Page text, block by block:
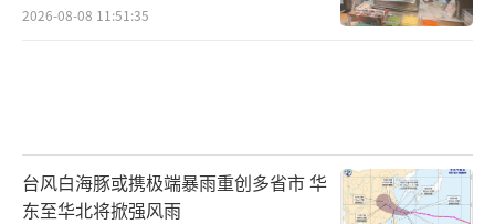
2026-08-08 11:51:35
台风白海豚或携极端暴雨重创多省市 华
东至华北将掀强风雨